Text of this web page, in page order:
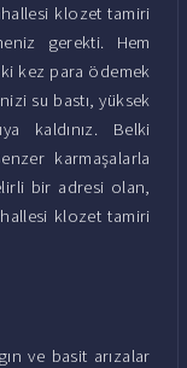
klozet tamiri
gerekti. Hem
kez para ödemek
su bastı, yüksek
kaldınız. Belki
karmaşalarla
bir adresi olan,
klozet tamiri
ve basit arızalar